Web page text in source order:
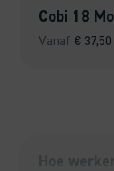
Cobi 18
Vanaf € 37,50